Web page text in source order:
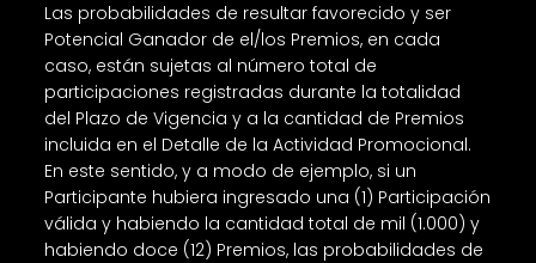
Las probabilidades de resultar favorecido y ser
Potencial Ganador de el/los Premios, en cada
caso, están sujetas al número total de
participaciones registradas durante la totalidad
del Plazo de Vigencia y a la cantidad de Premios
incluida en el Detalle de la Actividad Promocional.
En este sentido, y a modo de ejemplo, si un
Participante hubiera ingresado una (1) Participación
válida y habiendo la cantidad total de mil (1.000) y
habiendo doce (12) Premios, las probabilidades de